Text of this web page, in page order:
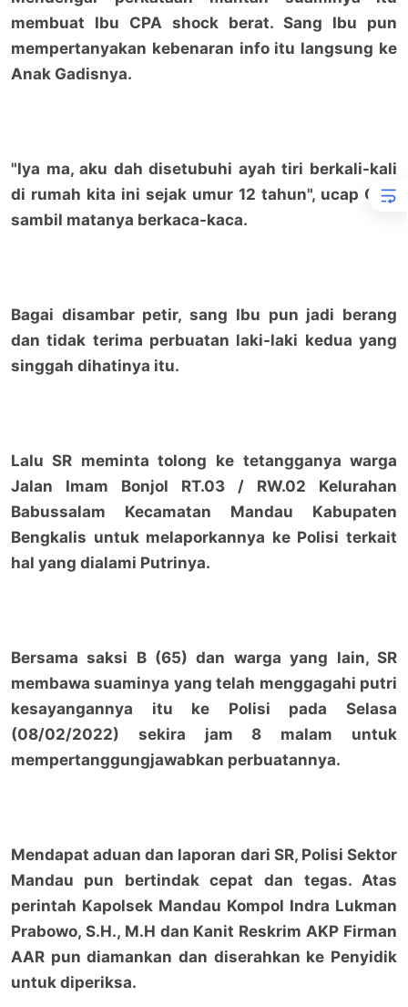
membuat Ibu CPA shock berat. Sang Ibu pun
mempertanyakan kebenaran info itu langsung ke
Anak Gadisnya.
"Iya ma, aku dah disetubuhi ayah tiri berkali-kali
di rumah kita ini sejak umur 12 tahun", ucap CPA
sambil matanya berkaca-kaca.
Bagai disambar petir, sang Ibu pun jadi berang
dan tidak terima perbuatan laki-laki kedua yang
singgah dihatinya itu.
Lalu SR meminta tolong ke tetangganya warga
Jalan Imam Bonjol RT.03 / RW.02 Kelurahan
Babussalam Kecamatan Mandau Kabupaten
Bengkalis untuk melaporkannya ke Polisi terkait
hal yang dialami Putrinya.
Bersama saksi B (65) dan warga yang lain, SR
membawa suaminya yang telah menggagahi putri
kesayangannya itu ke Polisi pada Selasa
(08/02/2022) sekira jam 8 malam untuk
mempertanggungjawabkan perbuatannya.
Mendapat aduan dan laporan dari SR, Polisi Sektor
Mandau pun bertindak cepat dan tegas. Atas
perintah Kapolsek Mandau Kompol Indra Lukman
Prabowo, S.H., M.H dan Kanit Reskrim AKP Firman
AAR pun diamankan dan diserahkan ke Penyidik
untuk diperiksa.